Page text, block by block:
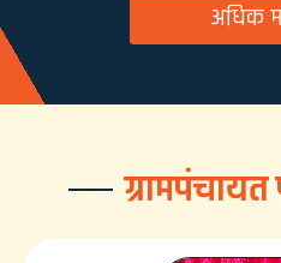
अधिक
ग्रामपंचायत